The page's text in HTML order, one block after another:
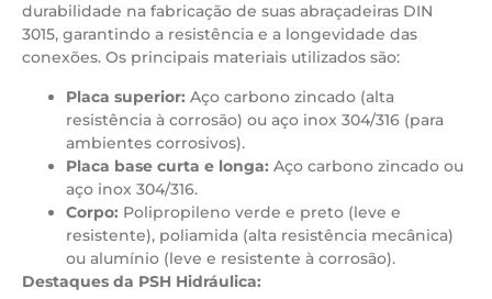
durabilidade na fabricação de suas abraçadeiras DIN
3015, garantindo a resistência e a longevidade das
conexões. Os principais materiais utilizados são:
Placa superior: Aço carbono zincado (alta
resistência à corrosão) ou aço inox 304/316 (para
ambientes corrosivos).
Placa base curta e longa: Aço carbono zincado ou
aço inox 304/316.
Corpo: Polipropileno verde e preto (leve e
resistente), poliamida (alta resistência mecânica)
ou alumínio (leve e resistente à corrosão).
Destaques da PSH Hidráulica: